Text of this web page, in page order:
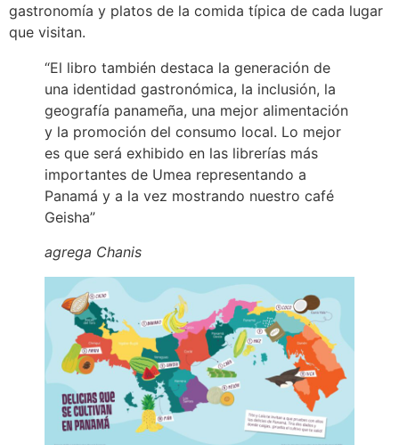
gastronomía y platos de la comida típica de cada lugar
que visitan.
“El libro también destaca la generación de
una identidad gastronómica, la inclusión, la
geografía panameña, una mejor alimentación
y la promoción del consumo local. Lo mejor
es que será exhibido en las librerías más
importantes de Umea representando a
Panamá y a la vez mostrando nuestro café
Geisha”
agrega Chanis